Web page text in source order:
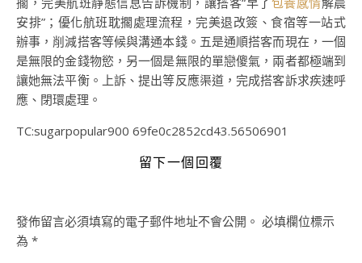
安排”；優化航班耽擱處理流程，完美退改簽、食宿等一站式
辦事，削減搭客等候與溝通本錢。五是通順搭客而現在，一個
是無限的金錢物慾，另一個是無限的單戀傻氣，兩者都極端到
讓她無法平衡。上訴、提出等反應渠道，完成搭客訴求疾速呼
應、閉環處理。
TC:sugarpopular900 69fe0c2852cd43.56506901
留下一個回覆
發佈留言必須填寫的電子郵件地址不會公開。 必填欄位標示
為 *